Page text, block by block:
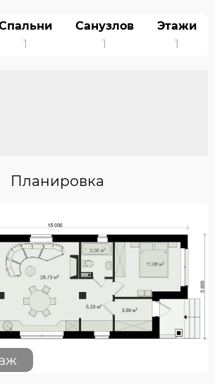
1
Санузлов
1
Этажи
1
Планировка